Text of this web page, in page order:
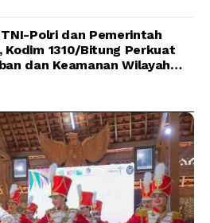
Polri dan Pemerintah
Kodim 1310/Bitung Perkuat
dan Keamanan Wilayah